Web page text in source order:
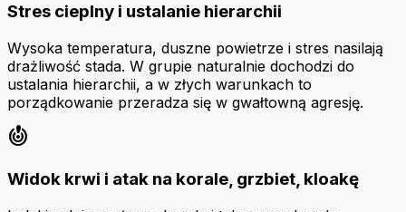
Stres cieplny i ustalanie hierarchii
Wysoka temperatura, duszne powietrze i stres nasilają
drażliwość stada. W grupie naturalnie dochodzi do
ustalania hierarchii, a w złych warunkach to
porządkowanie przeradza się w gwałtowną agresję.
crisis_alert
Widok krwi i atak na korale, grzbiet, kloakę